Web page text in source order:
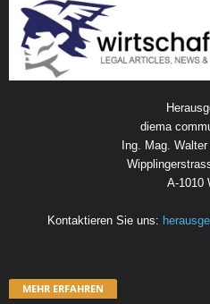
diema
Ing. Mag. Walter
A-1010
Kontaktieren Sie uns:
MEHR ERFAHREN